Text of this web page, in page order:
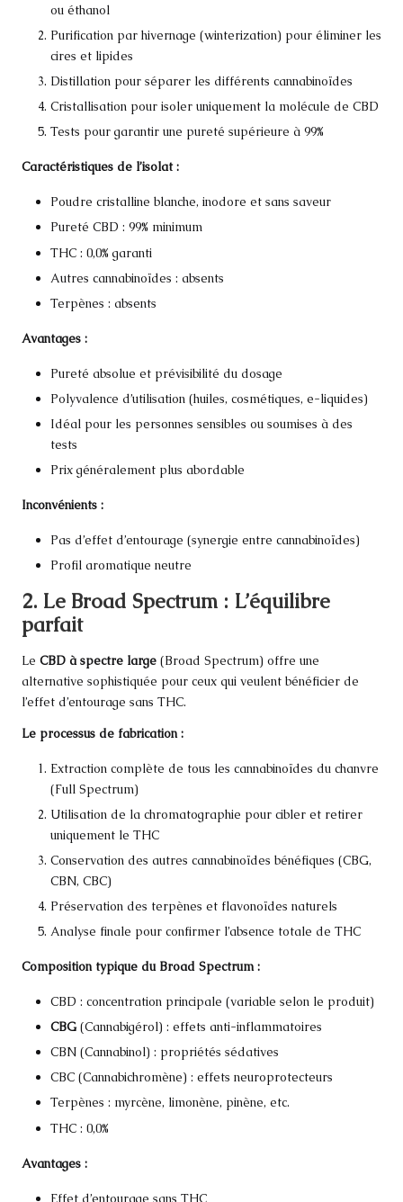
ou éthanol
Purification par hivernage (winterization) pour éliminer les
cires et lipides
Distillation pour séparer les différents cannabinoïdes
Cristallisation pour isoler uniquement la molécule de CBD
Tests pour garantir une pureté supérieure à 99%
Caractéristiques de l’isolat :
Poudre cristalline blanche, inodore et sans saveur
Pureté CBD : 99% minimum
THC : 0,0% garanti
Autres cannabinoïdes : absents
Terpènes : absents
Avantages :
Pureté absolue et prévisibilité du dosage
Polyvalence d’utilisation (huiles, cosmétiques, e-liquides)
Idéal pour les personnes sensibles ou soumises à des
tests
Prix généralement plus abordable
Inconvénients :
Pas d’effet d’entourage (synergie entre cannabinoïdes)
Profil aromatique neutre
2. Le Broad Spectrum : L’équilibre
parfait
Le CBD à spectre large (Broad Spectrum) offre une
alternative sophistiquée pour ceux qui veulent bénéficier de
l’effet d’entourage sans THC.
Le processus de fabrication :
Extraction complète de tous les cannabinoïdes du chanvre
(Full Spectrum)
Utilisation de la chromatographie pour cibler et retirer
uniquement le THC
Conservation des autres cannabinoïdes bénéfiques (CBG,
CBN, CBC)
Préservation des terpènes et flavonoïdes naturels
Analyse finale pour confirmer l’absence totale de THC
Composition typique du Broad Spectrum :
CBD : concentration principale (variable selon le produit)
CBG (Cannabigérol) : effets anti-inflammatoires
CBN (Cannabinol) : propriétés sédatives
CBC (Cannabichromène) : effets neuroprotecteurs
Terpènes : myrcène, limonène, pinène, etc.
THC : 0,0%
Avantages :
Effet d’entourage sans THC